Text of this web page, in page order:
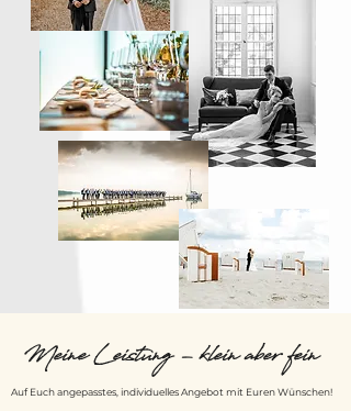
Meine Leistung - klein aber fein
Auf Euch angepasstes, individuelles Angebot mit Euren Wünschen!​